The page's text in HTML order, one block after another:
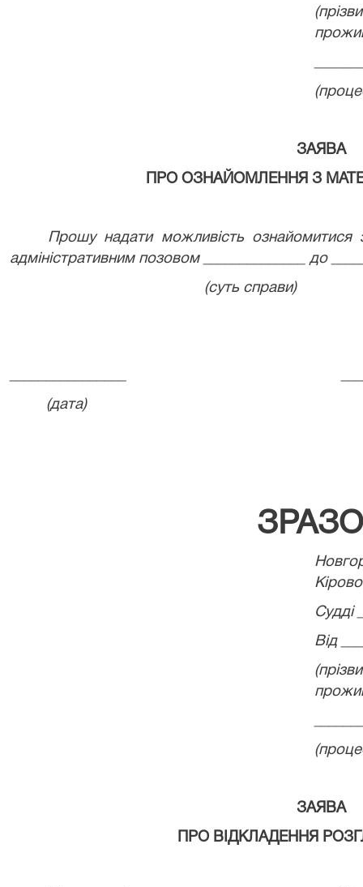
ЗАЯВА
ПРО ОЗНАЙОМЛЕННЯ З
Прошу надати можливість ознайомитися
адміністративним позовом ______________ до
(суть справи)
(дата)
Судді
Від
ЗАЯВА
ПРО ВІДКЛАДЕННЯ